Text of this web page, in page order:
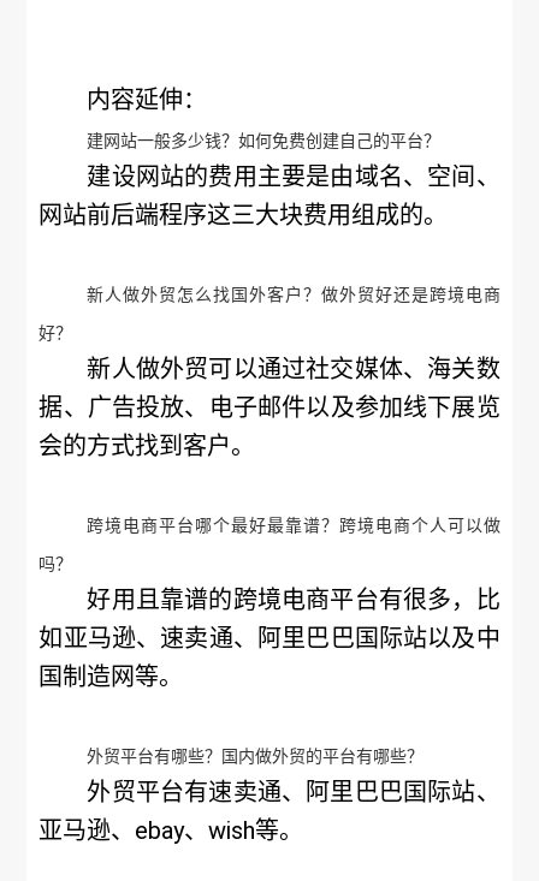
内容延伸：
建网站一般多少钱？如何免费创建自己的平台？
建设网站的费用主要是由域名、空间、
网站前后端程序这三大块费用组成的。
新人做外贸怎么找国外客户？做外贸好还是跨境电商
好？
新人做外贸可以通过社交媒体、海关数
据、广告投放、电子邮件以及参加线下展览
会的方式找到客户。
跨境电商平台哪个最好最靠谱？跨境电商个人可以做
吗？
好用且靠谱的跨境电商平台有很多，比
如亚马逊、速卖通、阿里巴巴国际站以及中
国制造网等。
外贸平台有哪些？国内做外贸的平台有哪些？
外贸平台有速卖通、阿里巴巴国际站、
亚马逊、ebay、wish等。